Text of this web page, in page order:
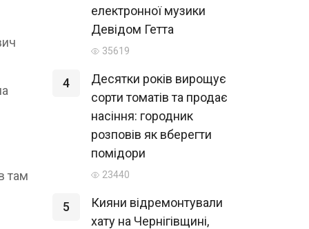
там
електронної музики
Девідом Гетта
35619
4
Десятки років вирощує
сорти томатів та продає
насіння: городник
розповів як вберегти
помідори
23440
5
Кияни відремонтували
хату на Чернігівщині,